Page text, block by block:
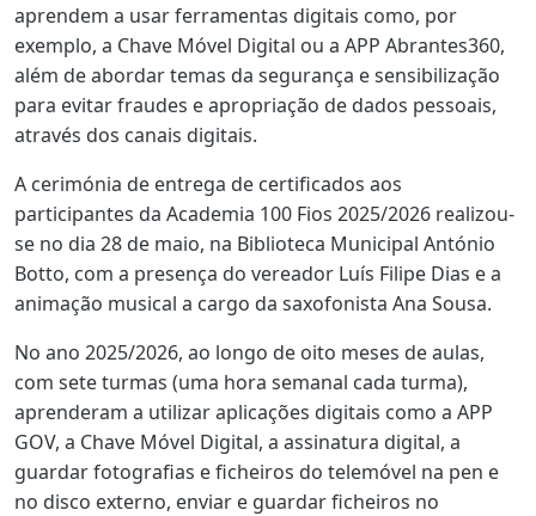
aprendem a usar ferramentas digitais como, por
exemplo, a Chave Móvel Digital ou a APP Abrantes360,
além de abordar temas da segurança e sensibilização
para evitar fraudes e apropriação de dados pessoais,
através dos canais digitais.
A cerimónia de entrega de certificados aos
participantes da Academia 100 Fios 2025/2026 realizou-
se no dia 28 de maio, na Biblioteca Municipal António
Botto, com a presença do vereador Luís Filipe Dias e a
animação musical a cargo da saxofonista Ana Sousa.
No ano 2025/2026, ao longo de oito meses de aulas,
com sete turmas (uma hora semanal cada turma),
aprenderam a utilizar aplicações digitais como a APP
GOV, a Chave Móvel Digital, a assinatura digital, a
guardar fotografias e ficheiros do telemóvel na pen e
no disco externo, enviar e guardar ficheiros no